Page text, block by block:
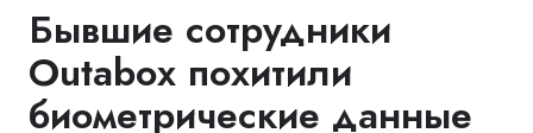
Бывшие сотрудники
Outabox похитили
биометрические данные